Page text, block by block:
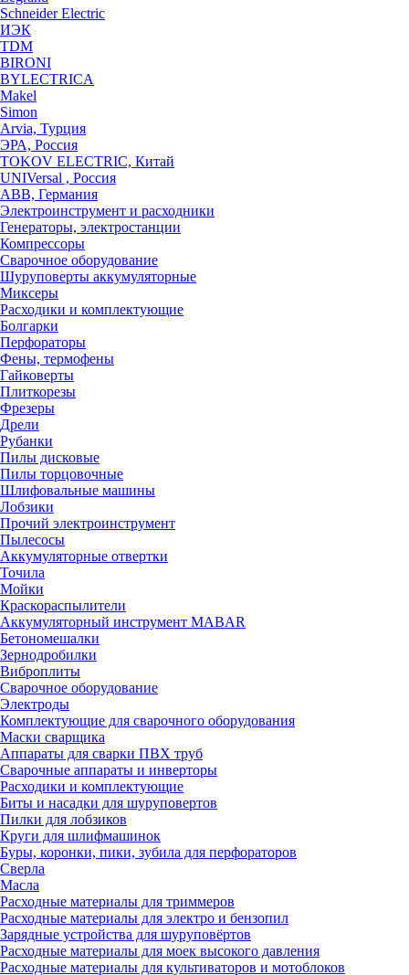
Schneider Electric
ИЭК
TDM
BIRONI
BYLECTRICA
Makel
Simon
Arvia, Турция
ЭРА, Россия
TOKOV ELECTRIC, Китай
UNIVersal , Россия
ABB, Германия
Электроинструмент и расходники
Генераторы, электростанции
Компрессоры
Сварочное оборудование
Шуруповерты аккумуляторные
Миксеры
Расходики и комплектующие
Болгарки
Перфораторы
Фены, термофены
Гайковерты
Плиткорезы
Фрезеры
Дрели
Рубанки
Пилы дисковые
Пилы торцовочные
Шлифовальные машины
Лобзики
Прочий электроинструмент
Пылесосы
Аккумуляторные отвертки
Точила
Мойки
Краскораспылители
Аккумуляторный инструмент MABAR
Бетономешалки
Зернодробилки
Виброплиты
Сварочное оборудование
Электроды
Комплектующие для сварочного оборудования
Маски сварщика
Аппараты для сварки ПВХ труб
Сварочные аппараты и инверторы
Расходики и комплектующие
Биты и насадки для шуруповертов
Пилки для лобзиков
Круги для шлифмашинок
Буры, коронки, пики, зубила для перфораторов
Сверла
Масла
Расходные материалы для триммеров
Расходные материалы для электро и бензопил
Зарядные устройства для шуруповёртов
Расходные материалы для моек высокого давления
Расходные материалы для культиваторов и мотоблоков